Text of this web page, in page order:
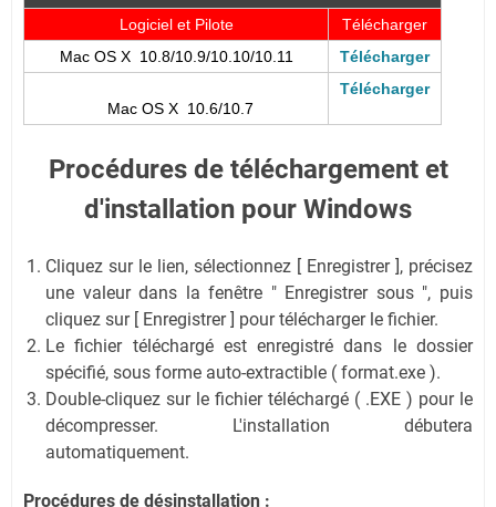
Logiciel et Pilote
Télécharger
Mac OS X 10.8/10.9/10.10/10.11
Télécharger
Mac OS X 10.6/10.7
Télécharger
Procédures de téléchargement et
d'installation pour Windows
Cliquez sur le lien, sélectionnez [ Enregistrer ], précisez
une valeur dans la fenêtre " Enregistrer sous ", puis
cliquez sur [ Enregistrer ] pour télécharger le fichier.
Le fichier téléchargé est enregistré dans le dossier
spécifié, sous forme auto-extractible ( format.exe ).
Double-cliquez sur le fichier téléchargé ( .EXE ) pour le
décompresser. L'installation débutera
automatiquement.
Procédures de désinstallation :